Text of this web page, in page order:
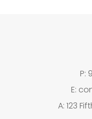
t
o
s
P:
E:
A: 123